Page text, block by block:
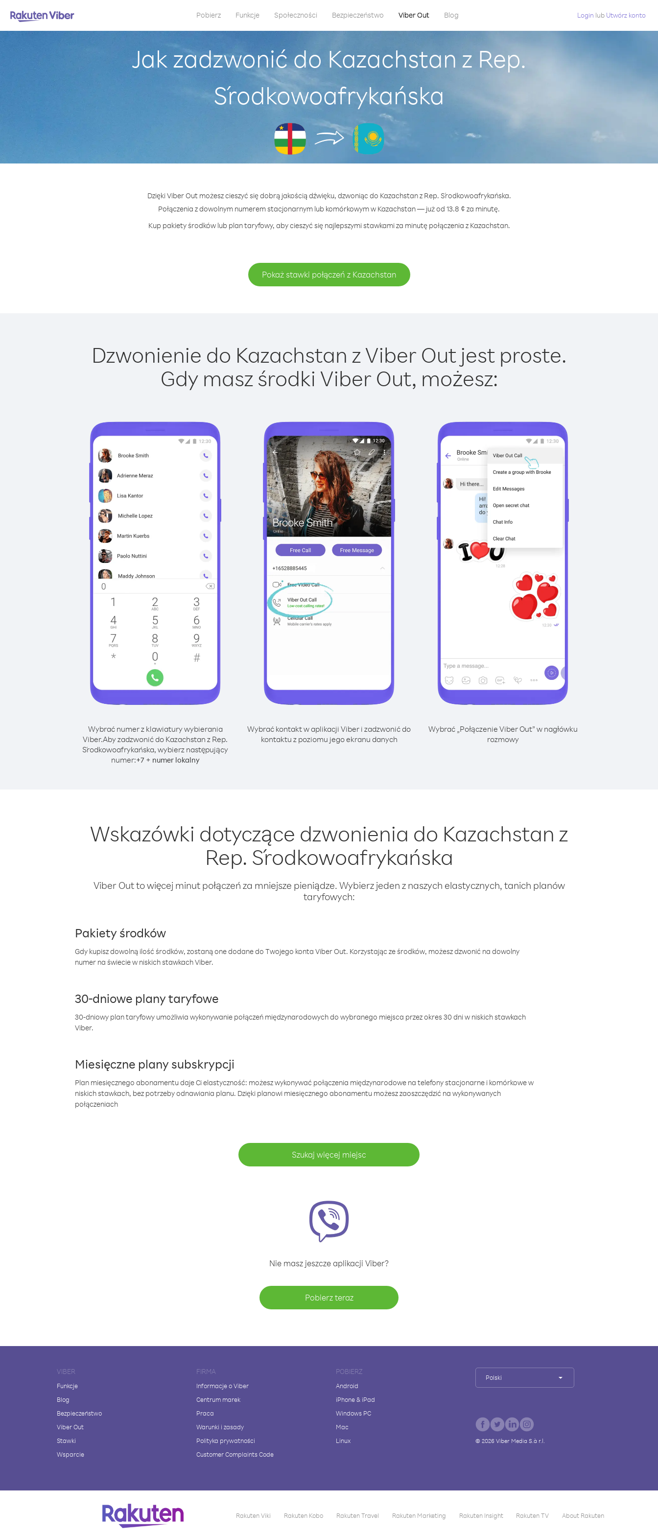
Pobierz Funkcje Społeczności Bezpieczeństwo Viber Out Blog Login lub Utwórz konto
Jak zadzwonić do Kazachstan z Rep.
Środkowoafrykańska
Dzięki Viber Out możesz cieszyć się dobrą jakością dźwięku, dzwoniąc do Kazachstan z Rep. Środkowoafrykańska.
Połączenia z dowolnym numerem stacjonarnym lub komórkowym w Kazachstan — już od 13.8 ¢ za minutę.
Kup pakiety środków lub plan taryfowy, aby cieszyć się najlepszymi stawkami za minutę połączenia z Kazachstan.
Pokaż stawki połączeń z Kazachstan
Dzwonienie do Kazachstan z Viber Out jest proste.
Gdy masz środki Viber Out, możesz:
Wybrać numer z klawiatury wybierania
Viber.Aby zadzwonić do Kazachstan z Rep.
Środkowoafrykańska, wybierz następujący
numer:+7+ numer lokalny
Wybrać kontakt w aplikacji Viber i zadzwonić do
kontaktu z poziomu jego ekranu danych
Wybrać „Połączenie Viber Out” w nagłówku
rozmowy
Wskazówki dotyczące dzwonienia do Kazachstan z
Rep. Środkowoafrykańska
Viber Out to więcej minut połączeń za mniejsze pieniądze. Wybierz jeden z naszych elastycznych, tanich planów
taryfowych:
Pakiety środków
Gdy kupisz dowolną ilość środków, zostaną one dodane do Twojego konta Viber Out. Korzystając ze środków, możesz dzwonić na dowolny
numer na świecie w niskich stawkach Viber.
30-dniowe plany taryfowe
30-dniowy plan taryfowy umożliwia wykonywanie połączeń międzynarodowych do wybranego miejsca przez okres 30 dni w niskich stawkach
Viber.
Miesięczne plany subskrypcji
Plan miesięcznego abonamentu daje Ci elastyczność: możesz wykonywać połączenia międzynarodowe na telefony stacjonarne i komórkowe w
niskich stawkach, bez potrzeby odnawiania planu. Dzięki planowi miesięcznego abonamentu możesz zaoszczędzić na wykonywanych
połączeniach
Szukaj więcej miejsc
Nie masz jeszcze aplikacji Viber?
Pobierz teraz
VIBER
Funkcje
Blog
Bezpieczeństwo
Viber Out
Stawki
Wsparcie
FIRMA
Informacje o Viber
Centrum marek
Praca
Warunki i zasady
Polityka prywatności
Customer Complaints Code
POBIERZ
Android
iPhone & iPad
Windows PC
Mac
Linux
Polski
© 2026 Viber Media S.à r.l.
Rakuten Viki Rakuten Kobo Rakuten Travel Rakuten Marketing Rakuten Insight Rakuten TV About Rakuten